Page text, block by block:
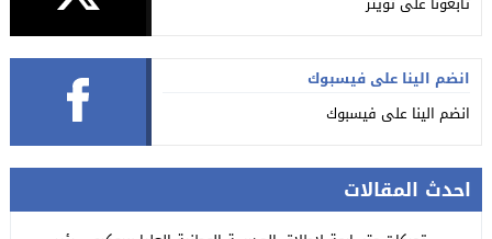
انضم الينا على فيسبوك
انضم الينا على فيسبوك
احدث المقالات